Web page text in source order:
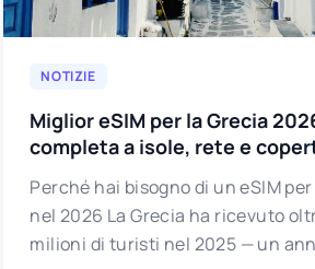
NOTIZIE
Miglior eSIM per la Grecia
completa a isole, rete e
Perché hai bisogno di un eSIM
nel 2026 La Grecia ha ricevuto
milioni di turisti nel 2025 — un